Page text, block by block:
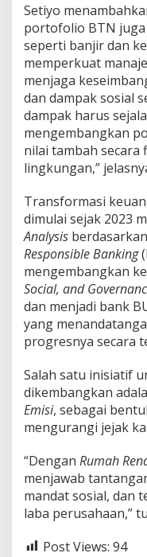
Setiyo
portofolio BTN
seperti banjir dan
memperkuat
menjaga
dan dampak sosial
dampak harus
mengembangkan
nilai tambah secara
lingkungan,”
Transformasi
dimulai sejak 2023
Analysis berdasarkan
Responsible Banking
mengembangkan
Social, and
dan menjadi bank
yang
progresnya secara
Salah satu inisiatif
dikembangkan
Emisi, sebagai
mengurangi jejak
“Dengan Rumah
menjawab
mandat sosial, dan
laba perusahaan,”
Post Views: 94